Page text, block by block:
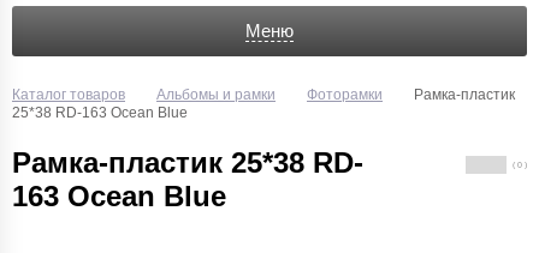
Меню
Каталог товаров Альбомы и рамки Фоторамки
Рамка-пластик
25*38 RD-163 Ocean Blue
Рамка-пластик 25*38 RD-
163 Ocean Blue
( 0 )